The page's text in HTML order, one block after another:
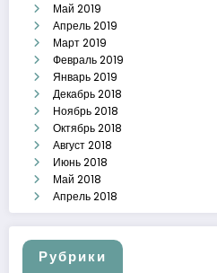
Май 2019
Апрель 2019
Март 2019
Февраль 2019
Январь 2019
Декабрь 2018
Ноябрь 2018
Октябрь 2018
Август 2018
Июнь 2018
Май 2018
Апрель 2018
Рубрики